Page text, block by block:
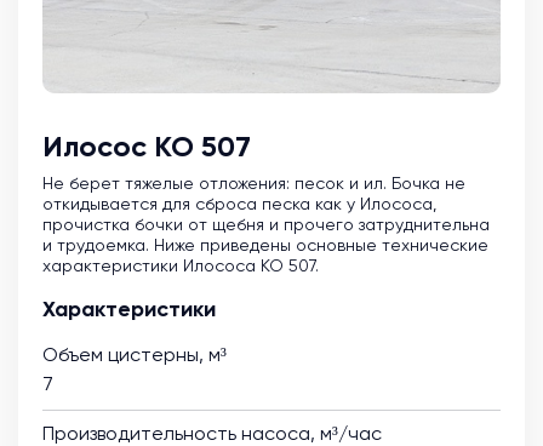
Илосос КО 507
Не берет тяжелые отложения: песок и ил. Бочка не
откидывается для сброса песка как у Илососа,
прочистка бочки от щебня и прочего затруднительна
и трудоемка. Ниже приведены основные технические
характеристики Илососа КО 507.
Характеристики
Объем цистерны, м³
7
Производительность насоса, м³/час